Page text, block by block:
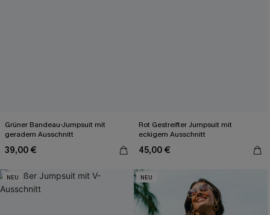
Grüner Bandeau-Jumpsuit mit
geradem Ausschnitt
39,00 €
Rot Gestreifter Jumpsuit mit
eckigem Ausschnitt
45,00 €
NEU NEU